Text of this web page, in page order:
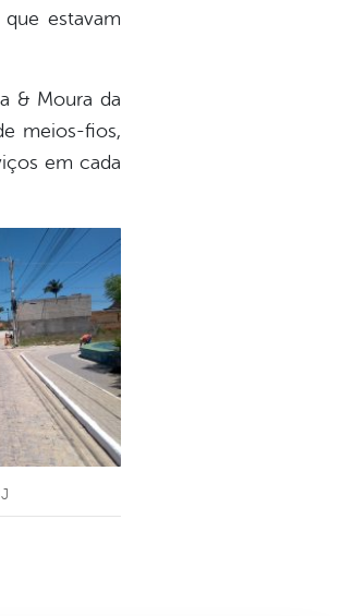
estavam
& Moura da
meios-fios,
em cada